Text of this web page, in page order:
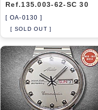
Ref.135.003-62-SC 30
[ OA-0130 ]
[ SOLD OUT ]